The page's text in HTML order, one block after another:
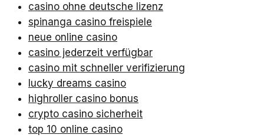
casino ohne deutsche lizenz
spinanga casino freispiele
neue online casino
casino jederzeit verfügbar
casino mit schneller verifizierung
lucky dreams casino
highroller casino bonus
crypto casino sicherheit
top 10 online casino